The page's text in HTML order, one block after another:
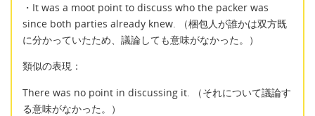
・It was a moot point to discuss who the packer was
since both parties already knew. （梱包人が誰かは双方既
に分かっていたため、議論しても意味がなかった。）
類似の表現：
There was no point in discussing it. （それについて議論す
る意味がなかった。）